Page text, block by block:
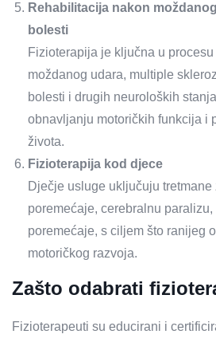
Rehabilitacija nakon
bolesti
Fizioterapija je ključna u procesu
moždanog udara, multiple
bolesti i drugih neuroloških
obnavljanju motoričkih funkcija i
života.
Fizioterapija kod djece
Dječje usluge uključuju tretmane
poremećaje, cerebralnu
poremećaje, s ciljem što ranijeg
motoričkog razvoja.
Zašto odabrati
Fizioterapeuti su educirani i